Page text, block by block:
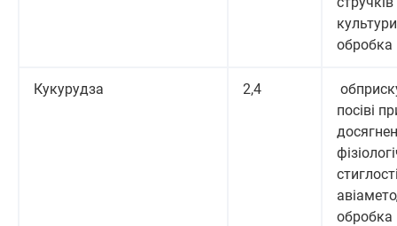
обробка
Кукурудза 2,4
посіві
обробка